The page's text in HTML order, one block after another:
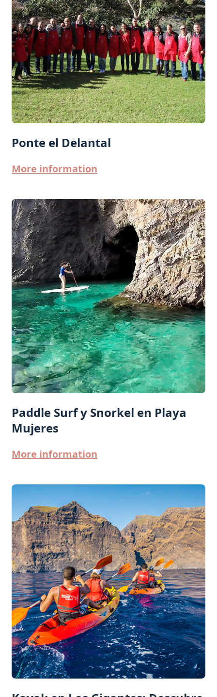
Ponte el Delantal
More information
Paddle Surf y Snorkel en Playa
Mujeres
More information